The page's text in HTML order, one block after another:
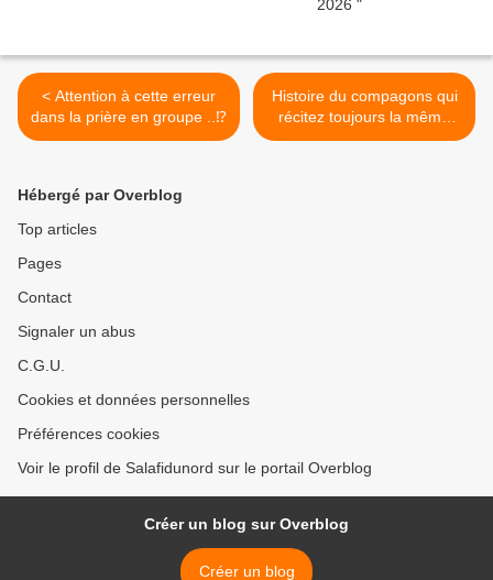
< Attention à cette erreur
dans la prière en groupe ..⁉️
Histoire du compagons qui
récitez toujours la même
sourate >
Hébergé par Overblog
Top articles
Pages
Contact
Signaler un abus
C.G.U.
Cookies et données personnelles
Préférences cookies
Voir le profil de Salafidunord sur le portail Overblog
Créer un blog sur Overblog
Créer un blog